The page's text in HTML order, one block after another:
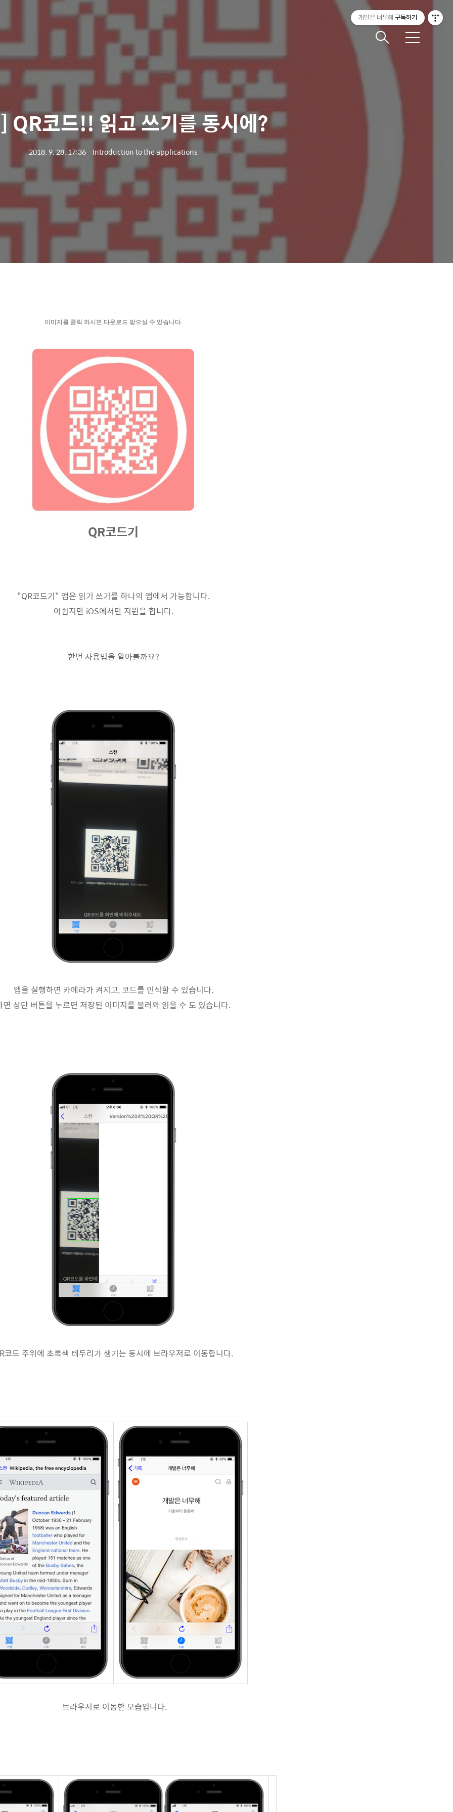
메
QR코드!! 읽고 쓰기를 동시에?
2018. 9. 28. 17:36 ㆍ Introduction to the applications
이미지를 클릭 하시면 다운로드 받으실 수 있습니다.
QR코드기
"QR코드기" 앱은 읽기 쓰기를 하나의 앱에서 가능합니다.
아쉽지만 iOS에서만 지원을 합니다.
한번 사용법을 알아볼까요?
앱을 실행하면 카메라가 켜지고, 코드를 인식할 수 있습니다.
면 상단 버튼을 누르면 저장된 이미지를 불러와 읽을 수 도 있습니다.
코드 주위에 초록색 테두리가 생기는 동시에 브라우저로 이동합니다.
브라우저로 이동한 모습입니다.
개발은 너무해 구독하기